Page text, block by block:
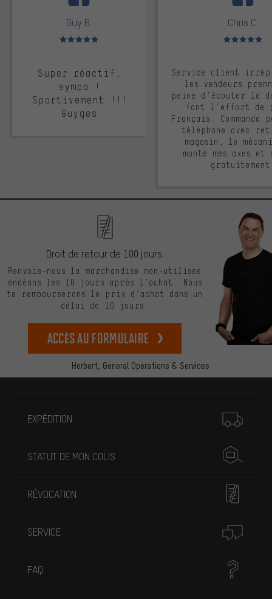
Guy B.
Note moyenne : 5 sur 5
Super réactif,
sympa !
Sportivement !!!
Guyges
Chris C.
Note moyenne :
Service client
les vendeurs
peine d'écouter la
font l'effort de
Français. Commande
téléphone avec
magasin, le
monté mes axes et
Herbert, General Operations & Services
Droit de retour de 100 jours.
Renvoie-nous la marchandise non-utilisée
endéans les 10 jours après l’achat. Nous
te rembourserons le prix d’achat dans un
délai de 10 jours.
Accès au formulaire
EXPÉDITION
STATUT DE MON COLIS
RÉVOCATION
SERVICE
FAQ